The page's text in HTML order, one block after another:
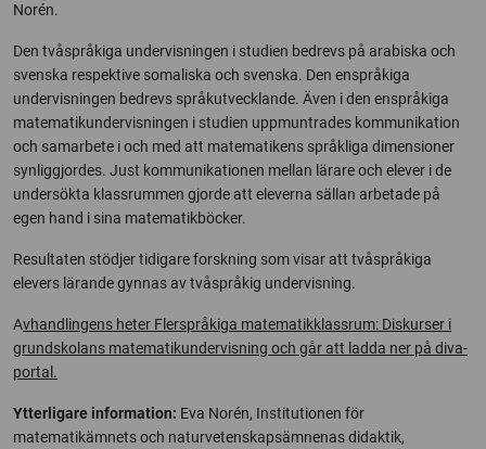
Norén.
Den tvåspråkiga undervisningen i studien bedrevs på arabiska och
svenska respektive somaliska och svenska. Den enspråkiga
undervisningen bedrevs språkutvecklande. Även i den enspråkiga
matematikundervisningen i studien uppmuntrades kommunikation
och samarbete i och med att matematikens språkliga dimensioner
synliggjordes. Just kommunikationen mellan lärare och elever i de
undersökta klassrummen gjorde att eleverna sällan arbetade på
egen hand i sina matematikböcker.
Resultaten stödjer tidigare forskning som visar att tvåspråkiga
elevers lärande gynnas av tvåspråkig undervisning.
Avhandlingens heter Flerspråkiga matematikklassrum: Diskurser i
grundskolans matematikundervisning och går att ladda ner på diva-
portal.
Ytterligare information: Eva Norén, Institutionen för
matematikämnets och naturvetenskapsämnenas didaktik,